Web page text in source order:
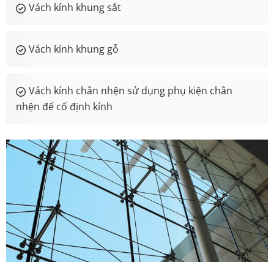
Vách kính khung sắt
Vách kính khung gỗ
Vách kính chân nhện sử dụng phụ kiện chân
nhện để cố định kính